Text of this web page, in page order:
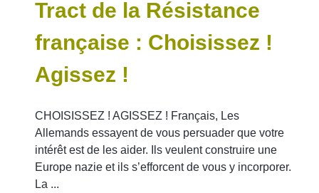
Tract de la Résistance
française : Choisissez !
Agissez !
CHOISISSEZ ! AGISSEZ ! Français, Les
Allemands essayent de vous persuader que votre
intérêt est de les aider. Ils veulent construire une
Europe nazie et ils s’efforcent de vous y incorporer.
La ...